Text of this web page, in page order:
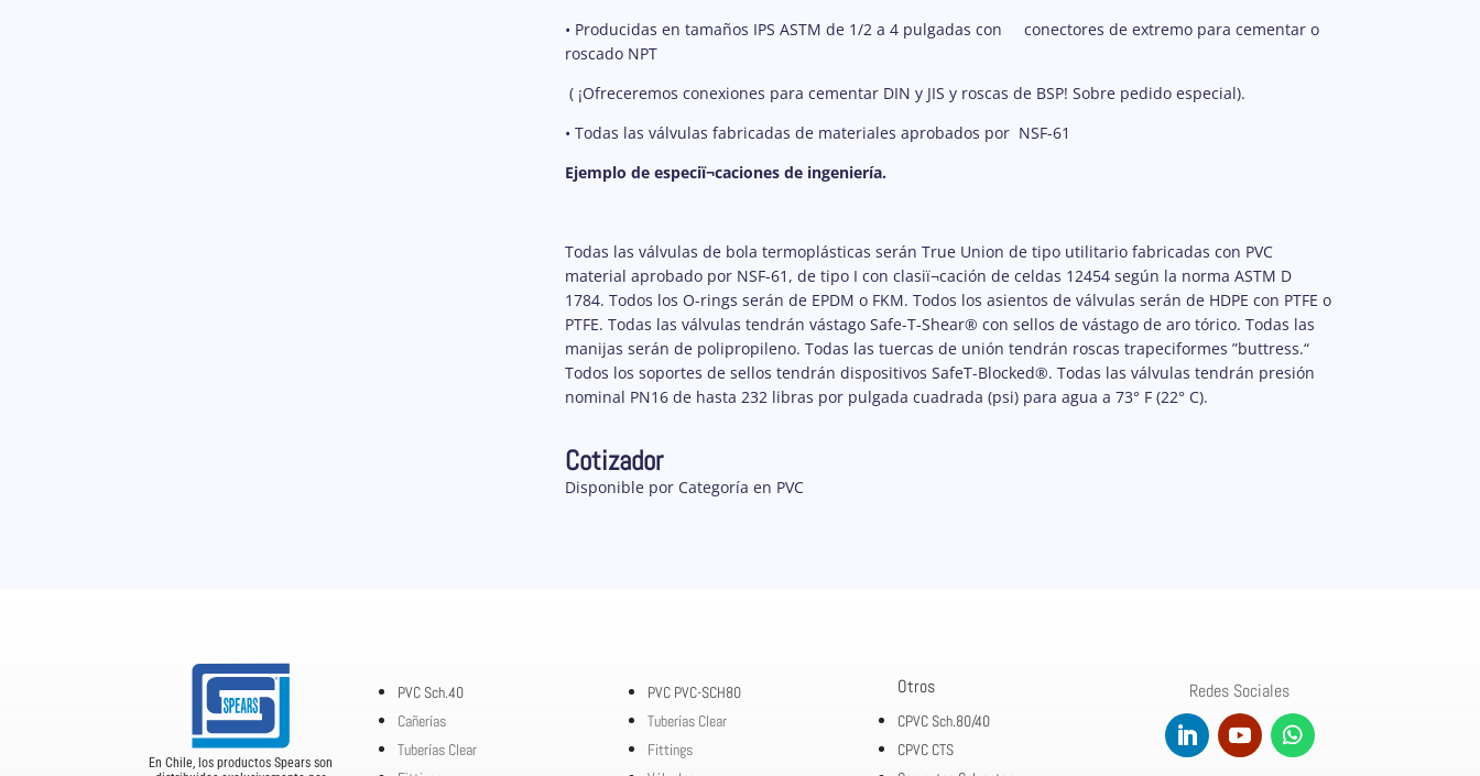
• Producidas en tamaños IPS ASTM de 1/2 a 4 pulgadas con conectores de extremo para cementar o
roscado NPT
( ¡Ofreceremos conexiones para cementar DIN y JIS y roscas de BSP! Sobre pedido especial).
• Todas las válvulas fabricadas de materiales aprobados por NSF-61
Ejemplo de especiï¬caciones de ingeniería.
Todas las válvulas de bola termoplásticas serán True Union de tipo utilitario fabricadas con PVC
material aprobado por NSF-61, de tipo I con clasiï¬cación de celdas 12454 según la norma ASTM D
1784. Todos los O-rings serán de EPDM o FKM. Todos los asientos de válvulas serán de HDPE con PTFE o
PTFE. Todas las válvulas tendrán vástago Safe-T-Shear® con sellos de vástago de aro tórico. Todas las
manijas serán de polipropileno. Todas las tuercas de unión tendrán roscas trapeciformes ”buttress.“
Todos los soportes de sellos tendrán dispositivos SafeT-Blocked®. Todas las válvulas tendrán presión
nominal PN16 de hasta 232 libras por pulgada cuadrada (psi) para agua a 73° F (22° C).
Cotizador
Disponible por Categoría en PVC
En Chile, los productos Spears son
PVC Sch.40
Cañerías
Tuberías Clear
PVC PVC-SCH80
Tuberías Clear
Fittings
Otros
CPVC Sch.80/40
CPVC CTS
Redes Sociales